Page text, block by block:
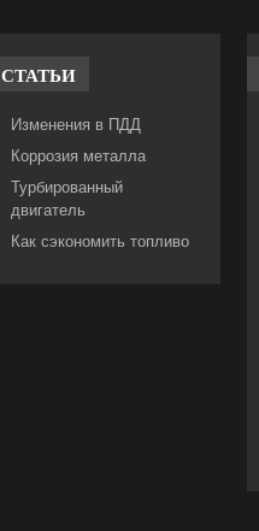
СТАТЬИ
Изменения в ПДД
Коррозия металла
Турбированный
двигатель
Как сэкономить топливо